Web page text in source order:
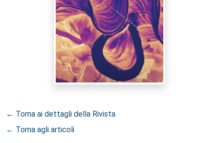
← Torna ai dettagli della Rivista
← Torna agli articoli